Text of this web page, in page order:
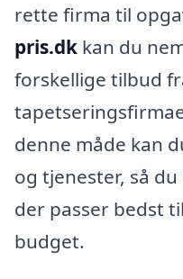
rette firma til
pris.dk kan du
forskellige tilbud
denne måde kan
og tjenester, så
der passer bedst
budget.